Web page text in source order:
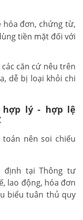
đơn, chứng từ,
tiền mặt đối với
căn cứ nêu trên
dễ bị loại khỏi chi
hợp lý - hợp lệ
nên soi chiếu
định tại Thông tư
lao động, hóa đơn
biểu tuân thủ quy